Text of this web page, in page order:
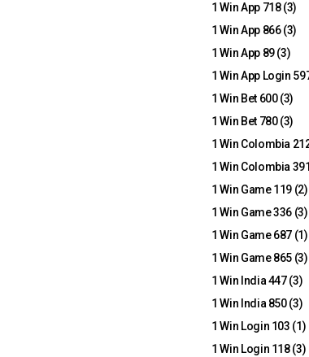
1 Win App 718(3)
1 Win App 866(3)
1 Win App 89(3)
1 Win App Login
1 Win Bet 600(3)
1 Win Bet 780(3)
1 Win Colombia
1 Win Colombia 391
1 Win Game 119 (2)
1 Win Game 336 (3)
1 Win Game 687 (1)
1 Win Game 865 (3)
1 Win India 447(3)
1 Win India 850(3)
1 Win Login 103 (1)
1 Win Login 118(3)